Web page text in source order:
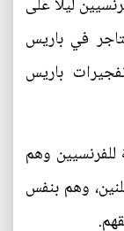
في باريس
باريس
للفرنسيين وهم
وهم بنفس